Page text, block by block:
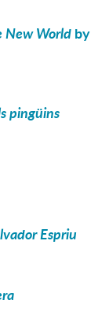
New Worldby
pingüins
Espriu